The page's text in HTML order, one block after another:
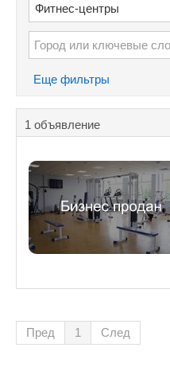
Фитнес-центры
Еще фильтры
1 объявление
Пред 1 След